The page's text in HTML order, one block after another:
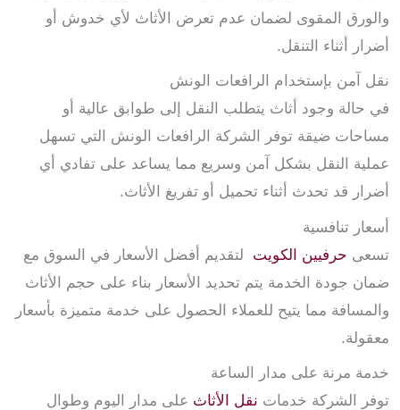
والورق المقوى لضمان عدم تعرض الأثاث لأي خدوش أو
أضرار أثناء التنقل.
نقل آمن بإستخدام الرافعات الونش
في حالة وجود أثاث يتطلب النقل إلى طوابق عالية أو
مساحات ضيقة توفر الشركة الرافعات الونش التي تسهل
عملية النقل بشكل آمن وسريع مما يساعد على تفادي أي
أضرار قد تحدث أثناء تحميل أو تفريغ الأثاث.
أسعار تنافسية
تسعى حرفيين الكويت لتقديم أفضل الأسعار في السوق مع
ضمان جودة الخدمة يتم تحديد الأسعار بناء على حجم الأثاث
والمسافة مما يتيح للعملاء الحصول على خدمة متميزة بأسعار
معقولة.
خدمة مرنة على مدار الساعة
توفر الشركة خدمات نقل الأثاث على مدار اليوم وطوال